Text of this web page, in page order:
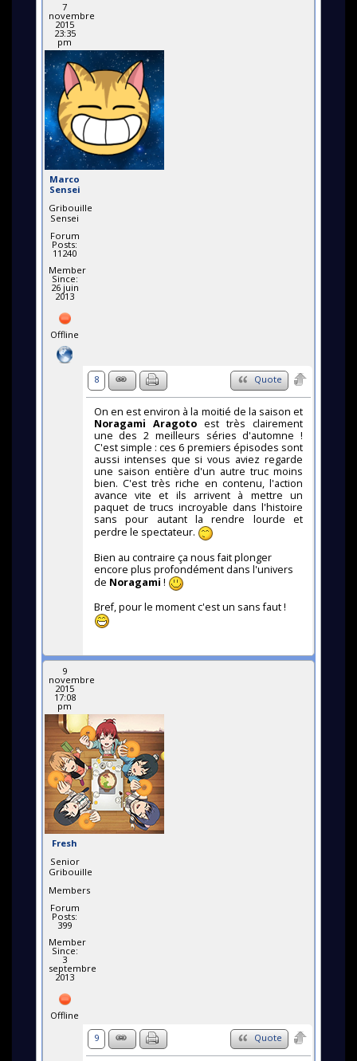
7
novembre
2015
23:35
pm
Marco
Sensei
Gribouille
Sensei
Forum
Posts:
11240
Member
Since:
26 juin
2013
Offline
8 Quote
On en est environ à la moitié de la saison et
Noragami Aragotoest très clairement
une des 2 meilleurs séries d'automne !
C'est simple : ces 6 premiers épisodes sont
aussi intenses que si vous aviez regarde
une saison entière d'un autre truc moins
bien. C'est très riche en contenu, l'action
avance vite et ils arrivent à mettre un
paquet de trucs incroyable dans l'histoire
sans pour autant la rendre lourde et
perdre le spectateur.
Bien au contraire ça nous fait plonger
encore plus profondément dans l'univers
de Noragami !
Bref, pour le moment c'est un sans faut !
9
novembre
2015
17:08
pm
Fresh
Senior
Gribouille
Members
Forum
Posts:
399
Member
Since:
3
septembre
2013
Offline
9
Quote